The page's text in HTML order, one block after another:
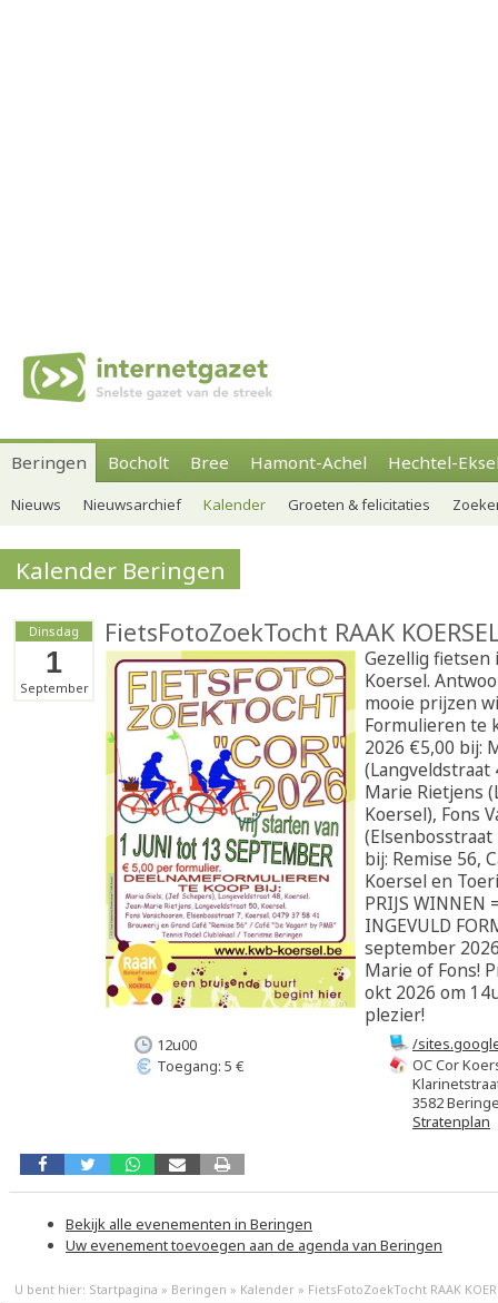
Beringen Bocholt Bree Hamont-Achel Hechtel-
Nieuws Nieuwsarchief Kalender Groeten & felicitaties
Kalender Beringen
Dinsdag
1
September
FietsFotoZoekTocht RAAK
Gezellig fietsen
Koersel.
mooie prijzen
Formulieren te
2026 €5,00 bij:
(Langveldstraat
Marie Rietjens
Koersel), Fons
(Elsenbosstraat
bij: Remise 56,
Koersel en
PRIJS WINNEN
INGEVULD
september
Marie of Fons!
okt 2026 om
plezier!
/
OC Cor
3582
Stratenplan
12u00
Toegang: 5 €
Bekijk alle evenementen in Beringen
Uw evenement toevoegen aan de agenda van Beringen
U bent hier: Startpagina » Beringen » Kalender » FietsFotoZoekTocht RAAK